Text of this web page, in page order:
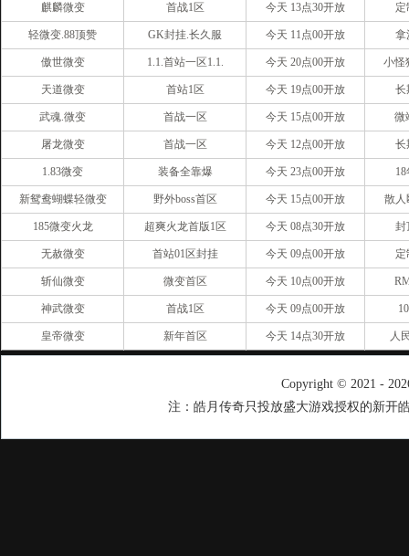
麒麟微变 首战1区 今天 13点30开放 定
轻微变.88顶赞 GK封挂.长久服 今天 11点00开放 拿
傲世微变 1.1.首站一区1.1. 今天 20点00开放 小怪
天道微变 首站1区 今天 19点00开放 长
武魂.微变 首战一区 今天 15点00开放 微
屠龙微变 首战一区 今天 12点00开放 长
1.83微变 装备全靠爆 今天 23点00开放
新鸳鸯蝴蝶轻微变 野外boss首区 今天 15点00开放 散人
185微变火龙 超爽火龙首版1区 今天 08点30开放 封
无赦微变 首站01区封挂 今天 09点00开放 定
斩仙微变 微变首区 今天 10点00开放
神武微变 首战1区 今天 09点00开放
皇帝微变 新年首区 今天 14点30开放 人
Copyright © 2021 -
注：皓月传奇只投放盛大游戏授权的新开